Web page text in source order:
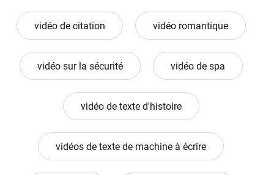
vidéo de citation vidéo romantique
vidéo sur la sécurité vidéo de spa
vidéo de texte d'histoire
vidéos de texte de machine à écrire